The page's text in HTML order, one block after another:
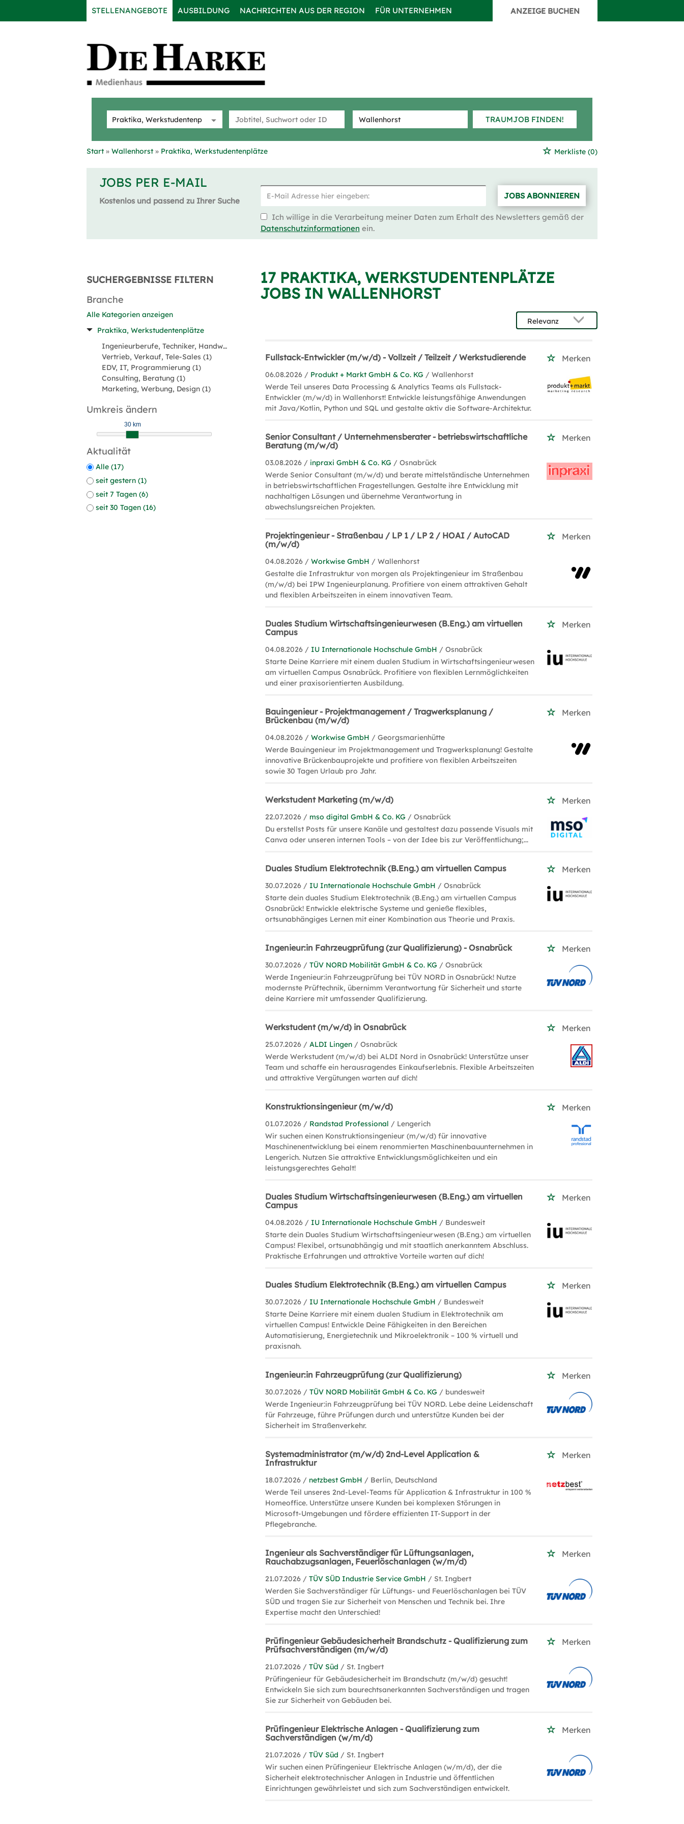
STELLENANGEBOTE AUSBILDUNG NACHRICHTEN AUS DER REGION FÜR UNTERNEHMEN ANZEIGE BUCHEN
TRAUMJOB FINDEN!
Start Wallenhorst Praktika, Werkstudentenplätze Merkliste (0)
JOBS PER E-MAIL
Kostenlos und passend zu Ihrer Suche
JOBS ABONNIEREN
Ich willige in die Verarbeitung meiner Daten zum Erhalt des Newsletters gemäß der
Datenschutzinformationen ein.
SUCHERGEBNISSE FILTERN
Branche
Alle Kategorien anzeigen
Praktika, Werkstudentenplätze
Ingenieurberufe, Techniker, Handwerk (13)
Vertrieb, Verkauf, Tele-Sales (1)
EDV, IT, Programmierung (1)
Consulting, Beratung (1)
Marketing, Werbung, Design (1)
Umkreis ändern
30 km
Aktualität
Alle (17)
seit gestern (1)
seit 7 Tagen (6)
seit 30 Tagen (16)
17 PRAKTIKA, WERKSTUDENTENPLÄTZE
JOBS IN WALLENHORST
Fullstack-Entwickler (m/w/d) - Vollzeit / Teilzeit / Werkstudierende Merken
06.08.2026 / Produkt + Markt GmbH & Co. KG / Wallenhorst
Werde Teil unseres Data Processing & Analytics Teams als Fullstack-
Entwickler (m/w/d) in Wallenhorst! Entwickle leistungsfähige Anwendungen
mit Java/Kotlin, Python und SQL und gestalte aktiv die Software-Architektur.
Senior Consultant / Unternehmensberater - betriebswirtschaftliche
Beratung (m/w/d)
Merken
03.08.2026 / inpraxi GmbH & Co. KG / Osnabrück
Werde Senior Consultant (m/w/d) und berate mittelständische Unternehmen
in betriebswirtschaftlichen Fragestellungen. Gestalte ihre Entwicklung mit
nachhaltigen Lösungen und übernehme Verantwortung in
abwechslungsreichen Projekten.
Projektingenieur - Straßenbau / LP 1 / LP 2 / HOAI / AutoCAD
(m/w/d)
Merken
04.08.2026 /Workwise GmbH / Wallenhorst
Gestalte die Infrastruktur von morgen als Projektingenieur im Straßenbau
(m/w/d) bei IPW Ingenieurplanung. Profitiere von einem attraktiven Gehalt
und flexiblen Arbeitszeiten in einem innovativen Team.
Duales Studium Wirtschaftsingenieurwesen (B.Eng.) am virtuellen
Campus
Merken
04.08.2026 / IU Internationale Hochschule GmbH / Osnabrück
Starte Deine Karriere mit einem dualen Studium in Wirtschaftsingenieurwesen
am virtuellen Campus Osnabrück. Profitiere von flexiblen Lernmöglichkeiten
und einer praxisorientierten Ausbildung.
Bauingenieur - Projektmanagement / Tragwerksplanung /
Brückenbau (m/w/d)
Merken
04.08.2026 /Workwise GmbH / Georgsmarienhütte
Werde Bauingenieur im Projektmanagement und Tragwerksplanung! Gestalte
innovative Brückenbauprojekte und profitiere von flexiblen Arbeitszeiten
sowie 30 Tagen Urlaub pro Jahr.
Werkstudent Marketing (m/w/d) Merken
22.07.2026 / mso digital GmbH & Co. KG / Osnabrück
Du erstellst Posts für unsere Kanäle und gestaltest dazu passende Visuals mit
Canva oder unseren internen Tools – von der Idee bis zur Veröffentlichung;...
Duales Studium Elektrotechnik (B.Eng.) am virtuellen Campus Merken
30.07.2026 / IU Internationale Hochschule GmbH / Osnabrück
Starte dein duales Studium Elektrotechnik (B.Eng.) am virtuellen Campus
Osnabrück! Entwickle elektrische Systeme und genieße flexibles,
ortsunabhängiges Lernen mit einer Kombination aus Theorie und Praxis.
Ingenieur:in Fahrzeugprüfung (zur Qualifizierung) - Osnabrück Merken
30.07.2026 /TÜV NORD Mobilität GmbH & Co. KG / Osnabrück
Werde Ingenieur:in Fahrzeugprüfung bei TÜV NORD in Osnabrück! Nutze
modernste Prüftechnik, übernimm Verantwortung für Sicherheit und starte
deine Karriere mit umfassender Qualifizierung.
Werkstudent (m/w/d) in Osnabrück Merken
25.07.2026 /ALDI Lingen / Osnabrück
Werde Werkstudent (m/w/d) bei ALDI Nord in Osnabrück! Unterstütze unser
Team und schaffe ein herausragendes Einkaufserlebnis. Flexible Arbeitszeiten
und attraktive Vergütungen warten auf dich!
Konstruktionsingenieur (m/w/d) Merken
01.07.2026 / Randstad Professional / Lengerich
Wir suchen einen Konstruktionsingenieur (m/w/d) für innovative
Maschinenentwicklung bei einem renommierten Maschinenbauunternehmen in
Lengerich. Nutzen Sie attraktive Entwicklungsmöglichkeiten und ein
leistungsgerechtes Gehalt!
Duales Studium Wirtschaftsingenieurwesen (B.Eng.) am virtuellen
Campus
Merken
04.08.2026 / IU Internationale Hochschule GmbH / Bundesweit
Starte dein Duales Studium Wirtschaftsingenieurwesen (B.Eng.) am virtuellen
Campus! Flexibel, ortsunabhängig und mit staatlich anerkanntem Abschluss.
Praktische Erfahrungen und attraktive Vorteile warten auf dich!
Duales Studium Elektrotechnik (B.Eng.) am virtuellen Campus Merken
30.07.2026 / IU Internationale Hochschule GmbH / Bundesweit
Starte Deine Karriere mit einem dualen Studium in Elektrotechnik am
virtuellen Campus! Entwickle Deine Fähigkeiten in den Bereichen
Automatisierung, Energietechnik und Mikroelektronik – 100 % virtuell und
praxisnah.
Ingenieur:in Fahrzeugprüfung (zur Qualifizierung) Merken
30.07.2026 /TÜV NORD Mobilität GmbH & Co. KG / bundesweit
Werde Ingenieur:in Fahrzeugprüfung bei TÜV NORD. Lebe deine Leidenschaft
für Fahrzeuge, führe Prüfungen durch und unterstütze Kunden bei der
Sicherheit im Straßenverkehr.
Systemadministrator (m/w/d) 2nd-Level Application &
Infrastruktur
Merken
18.07.2026 / netzbest GmbH / Berlin, Deutschland
Werde Teil unseres 2nd-Level-Teams für Application & Infrastruktur in 100 %
Homeoffice. Unterstütze unsere Kunden bei komplexen Störungen in
Microsoft-Umgebungen und fördere effizienten IT-Support in der
Pflegebranche.
Ingenieur als Sachverständiger für Lüftungsanlagen,
Rauchabzugsanlagen, Feuerlöschanlagen (w/m/d)
Merken
21.07.2026 /TÜV SÜD Industrie Service GmbH / St. Ingbert
Werden Sie Sachverständiger für Lüftungs- und Feuerlöschanlagen bei TÜV
SÜD und tragen Sie zur Sicherheit von Menschen und Technik bei. Ihre
Expertise macht den Unterschied!
Prüfingenieur Gebäudesicherheit Brandschutz - Qualifizierung zum
Prüfsachverständigen (m/w/d)
Merken
21.07.2026 /TÜV Süd / St. Ingbert
Prüfingenieur für Gebäudesicherheit im Brandschutz (m/w/d) gesucht!
Entwickeln Sie sich zum baurechtsanerkannten Sachverständigen und tragen
Sie zur Sicherheit von Gebäuden bei.
Prüfingenieur Elektrische Anlagen - Qualifizierung zum
Sachverständigen (w/m/d)
Merken
21.07.2026 /TÜV Süd / St. Ingbert
Wir suchen einen Prüfingenieur Elektrische Anlagen (w/m/d), der die
Sicherheit elektrotechnischer Anlagen in Industrie und öffentlichen
Einrichtungen gewährleistet und sich zum Sachverständigen entwickelt.